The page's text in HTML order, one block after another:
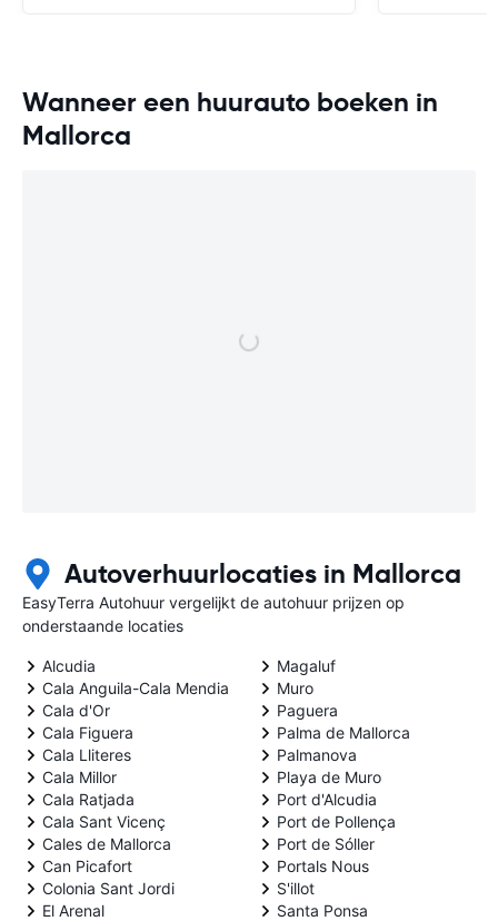
Wanneer een huurauto boeken in
Mallorca
Autoverhuurlocaties in Mallorca
EasyTerra Autohuur vergelijkt de autohuur prijzen op
onderstaande locaties
Alcudia
Cala Anguila-Cala Mendia
Cala d'Or
Cala Figuera
Cala Lliteres
Cala Millor
Cala Ratjada
Cala Sant Vicenç
Cales de Mallorca
Can Picafort
Colonia Sant Jordi
El Arenal
Magaluf
Muro
Paguera
Palma de Mallorca
Palmanova
Playa de Muro
Port d'Alcudia
Port de Pollença
Port de Sóller
Portals Nous
S'illot
Santa Ponsa